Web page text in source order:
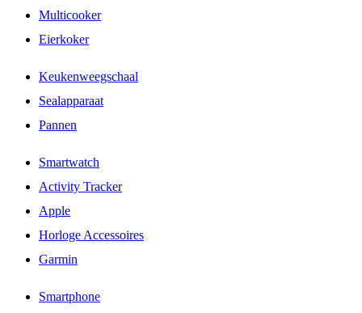
Multicooker
Eierkoker
Keukenweegschaal
Sealapparaat
Pannen
Smartwatch
Activity Tracker
Apple
Horloge Accessoires
Garmin
Smartphone